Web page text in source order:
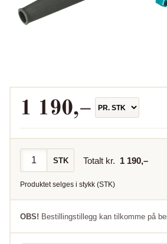
1 190,–
STK Totalt kr. 1 190,–
Produktet selges i stykk (STK)
OBS! Bestillingstillegg kan tilkomme på